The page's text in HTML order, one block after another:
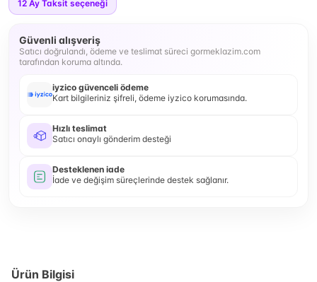
12 Ay Taksit seçeneği
Güvenli alışveriş
Satıcı doğrulandı, ödeme ve teslimat süreci gormeklazim.com
tarafından koruma altında.
iyzico güvenceli ödeme
Kart bilgileriniz şifreli, ödeme iyzico korumasında.
Hızlı teslimat
Satıcı onaylı gönderim desteği
Desteklenen iade
İade ve değişim süreçlerinde destek sağlanır.
Ürün Bilgisi